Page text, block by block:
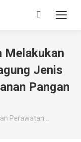
Search:
Melakukan
Jenis
Pangan
Perawatan…